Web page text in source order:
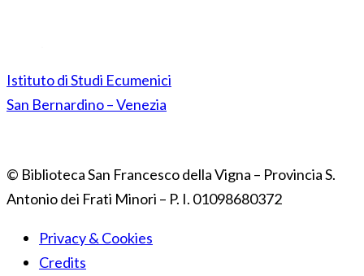
Istituto di Studi Ecumenici
San Bernardino – Venezia
© Biblioteca San Francesco della Vigna – Provincia S.
Antonio dei Frati Minori – P. I. 01098680372
Privacy & Cookies
Credits